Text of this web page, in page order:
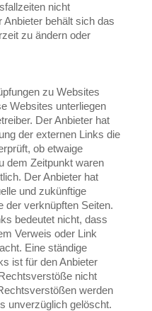
nicht
behält sich das
zu ändern oder
zu Websites
Websites unterliegen
Der Anbieter hat
der externen Links die
ob etwaige
dem Zeitpunkt waren
Der Anbieter hat
und zukünftige
der verknüpften Seiten.
bedeutet nicht, dass
Verweis oder Link
Eine ständige
ist für den Anbieter
nicht
werden
unverzüglich gelöscht.